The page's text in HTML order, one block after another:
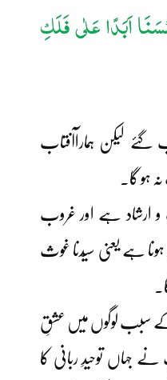
اَبَدًا عَلٰی فَلَکِ
لیکن ہماراآفتاب
ہو گا۔
ارشاد ہے اور غروب
ہے یعنی سیّدنا غوث
سبب لوگوں میں عشقِ
جہاں توحیدِ ربانی کا